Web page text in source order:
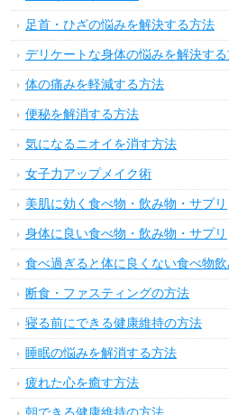
ニキビを治す方法
ダイエットを成功させる方法
アンチエイジング実践法
デトックス実践法
髪の悩みを解決する方法
肌荒れを解決する方法
頭痛を解決する方法
目・鼻・耳の悩みを解決する方法
歯やお口の悩みを解決する方法
首や肩こりの悩みを解決する方法
手首や腕の悩みを解決する方法
指先・ネイルの悩み解消法
胃腸の悩みを解決する方法
腰痛を解決する方法